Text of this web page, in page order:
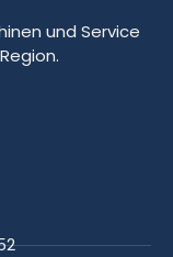
und Service